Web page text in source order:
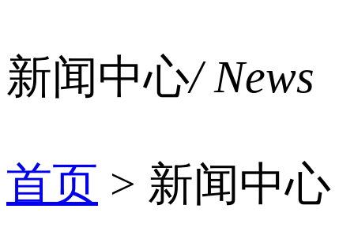
新闻中心/ News
首页 > 新闻中心